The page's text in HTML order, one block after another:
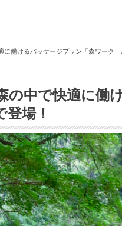
働けるパッケージプラン「森ワーク」
の中で快適に働
場！